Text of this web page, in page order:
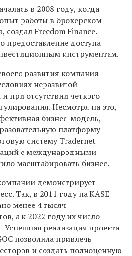
в 2008 году, когда
работы в брокерском
создал Freedom Finance.
предоставление доступа
инструментам.
развития компания
неразвитой
при отсутствии четкого
Несмотря на это,
бизнес-модель,
платформу
систему Tradernet
с международными
масштабировать бизнес.
демонстрирует
Так, в 2011 году на KASE
менее 4 тысяч
а к 2022 году их число
Успешная реализация проекта
позволила привлечь
и создать полноценную